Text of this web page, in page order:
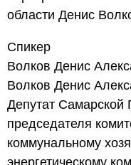
области Денис
Спикер
Волков Денис
Волков Денис
Депутат Самарской
председателя
коммунальному